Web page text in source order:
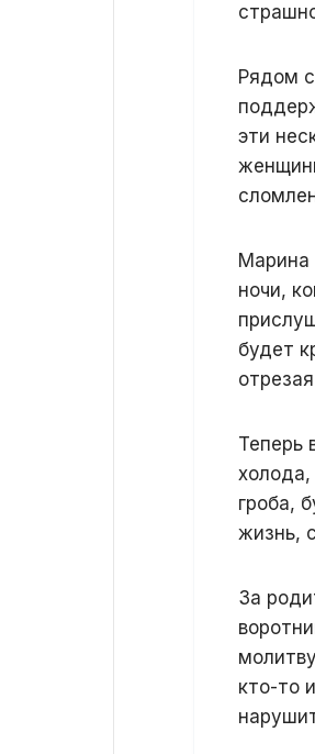
Рядом
эти
Марина
ночи,
будет
Теперь
гроба,
жизнь,
За
кто-то